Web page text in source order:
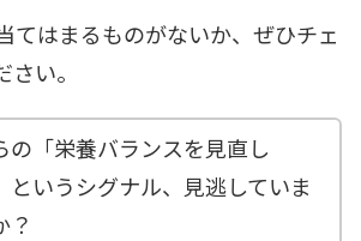
てはまるものがないか、ぜひチェ
い。
の「栄養バランスを見直し
というシグナル、見逃していま
？